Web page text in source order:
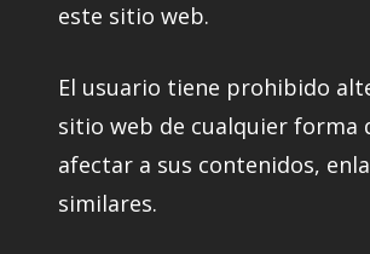
este sitio web.
El usuario tiene prohibido
sitio web de cualquier forma
afectar a sus contenidos,
similares.